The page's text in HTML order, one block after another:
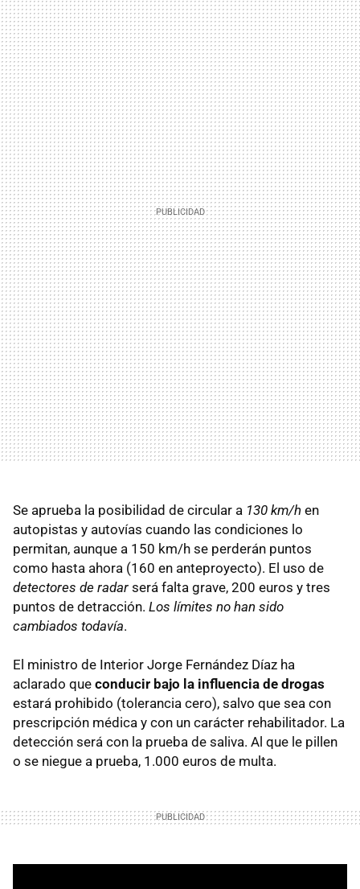
Se aprueba la posibilidad de circular a 130 km/h en
autopistas y autovías cuando las condiciones lo
permitan, aunque a 150 km/h se perderán puntos
como hasta ahora (160 en anteproyecto). El uso de
detectores de radar será falta grave, 200 euros y tres
puntos de detracción. Los límites no han sido
cambiados todavía.
El ministro de Interior Jorge Fernández Díaz ha
aclarado que conducir bajo la influencia de drogas
estará prohibido (tolerancia cero), salvo que sea con
prescripción médica y con un carácter rehabilitador. La
detección será con la prueba de saliva. Al que le pillen
o se niegue a prueba, 1.000 euros de multa.